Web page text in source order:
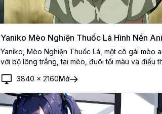
Yaniko Mèo Nghiện Thuốc Lá Hình Nền
Yaniko, Mèo Nghiện Thuốc Lá, một cô gái mèo
với bộ lông trắng, tai mèo, đuôi tối màu và điếu
trên nền vàng u ám.
3840 ×2160Mở